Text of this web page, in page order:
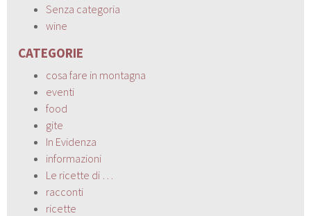
Senza categoria
wine
CATEGORIE
cosa fare in montagna
eventi
food
gite
In Evidenza
informazioni
Le ricette di …
racconti
ricette